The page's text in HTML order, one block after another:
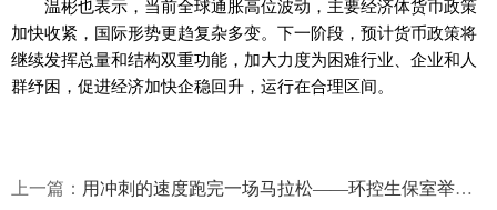
温彬也表示，当前全球通胀高位波动，主要经济体货币政策
加快收紧，国际形势更趋复杂多变。下一阶段，预计货币政策将
继续发挥总量和结构双重功能，加大力度为困难行业、企业和人
群纾困，促进经济加快企稳回升，运行在合理区间。
上一篇： 用冲刺的速度跑完一场马拉松——环控生保室举行座谈会